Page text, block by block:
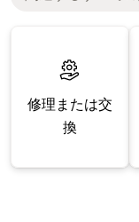
修理または交
換